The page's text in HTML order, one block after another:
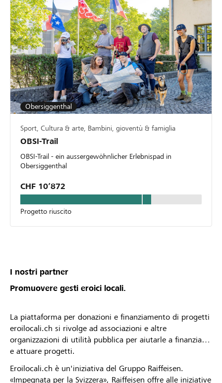
Obersiggenthal
Sport, Cultura & arte, Bambini, gioventù & famiglia
OBSI-Trail
OBSI-Trail - ein aussergewöhnlicher Erlebnispad in
Obersiggenthal
CHF 10’872
Progetto riuscito
I nostri partner
Promuovere gesti eroici locali.
La piattaforma per donazioni e finanziamento di progetti
eroilocali.ch si rivolge ad associazioni e altre
organizzazioni di utilità pubblica per aiutarle a finanziare
e attuare progetti.
Eroilocali.ch è un'iniziativa del Gruppo Raiffeisen.
«Impegnata per la Svizzera», Raiffeisen offre alle iniziative